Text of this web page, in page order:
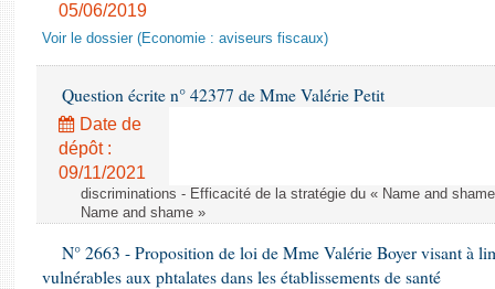
05/06/2019
Voir le dossier (Economie : aviseurs fiscaux)
Question écrite n° 42377 de Mme Valérie Petit
Date de
dépôt :
09/11/2021
discriminations - Efficacité de la stratégie du « Name and
Name and shame »
N° 2663 - Proposition de loi de Mme Valérie Boyer visant à
vulnérables aux phtalates dans les établissements de santé